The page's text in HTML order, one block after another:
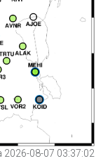
08-07 03:37:02